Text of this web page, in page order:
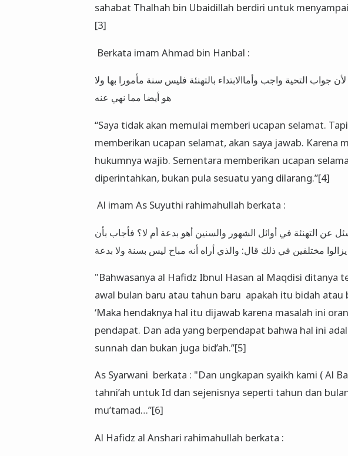
sahabat Thalhah bin Ubaidillah berdiri untuk
[3]
Berkata imam Ahmad bin Hanbal :
لأن جواب التحية واجب وأماالابتداء بالتهنئة فليس سنة مأمورا بها ولا
هو أيضا مما نهي عنه
“Saya tidak akan memulai memberi ucapan selamat.
memberikan ucapan selamat, akan saya jawab. Karena
hukumnya wajib. Sementara memberikan ucapan
diperintahkan, bukan pula sesuatu yang dilarang.”[4]
Al imam As Suyuthi rahimahullah berkata :
عن ‌التهنئة ‌في ‌أوائل ‌الشهور والسنين أهو بدعة أم لا؟ فأجاب بأن
"Bahwasanya al Hafidz Ibnul Hasan al Maqdisi ditanya
awal bulan baru atau tahun baru apakah itu bidah atau
‘Maka hendaknya hal itu dijawab karena masalah ini
pendapat. Dan ada yang berpendapat bahwa hal ini
sunnah dan bukan juga bid’ah.”[5]
As Syarwani berkata : "Dan ungkapan syaikh kami ( Al
tahni’ah untuk Id dan sejenisnya seperti tahun dan
mu’tamad…”[6]
Al Hafidz al Anshari rahimahullah berkata :